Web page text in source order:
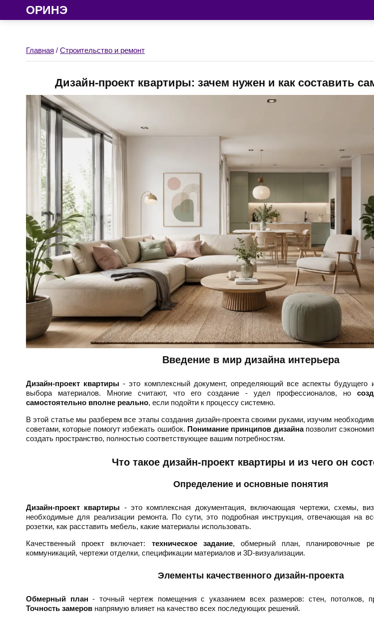
ОРИНЭ
Главная / Строительство и ремонт
Дизайн-проект квартиры: зачем нужен и как составить
Введение в мир дизайна интерьера
Дизайн-проект квартиры - это комплексный документ, определяющий все аспекты будущего
выбора материалов. Многие считают, что его создание - удел профессионалов, но
самостоятельно вполне реально, если подойти к процессу системно.
В этой статье мы разберем все этапы создания дизайн-проекта своими руками, изучим
советами, которые помогут избежать ошибок. Понимание принципов дизайнапозволит
создать пространство, полностью соответствующее вашим потребностям.
Что такое дизайн-проект квартиры и из чего он
Определение и основные понятия
Дизайн-проект квартиры - это комплексная документация, включающая чертежи, схемы,
необходимые для реализации ремонта. По сути, это подробная инструкция, отвечающая на
розетки, как расставить мебель, какие материалы использовать.
Качественный проект включает: техническое задание, обмерный план, планировочные
коммуникаций, чертежи отделки, спецификации материалов и 3D-визуализации.
Элементы качественного дизайн-проекта
Обмерный план - точный чертеж помещения с указанием всех размеров: стен, потолков,
Точность замеров напрямую влияет на качество всех последующих решений.